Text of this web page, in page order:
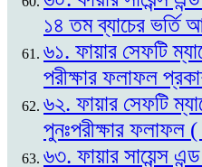
১৪ তম ব্যাচের
৬১. ফায়ার সেফটি
পরীক্ষার ফলাফল
৬২. ফায়ার সেফটি
পুনঃপরীক্ষার
৬৩. ফায়ার সায়েন্স